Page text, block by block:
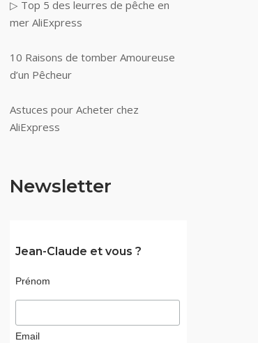
▷ Top 5 des leurres de pêche en
mer AliExpress
10 Raisons de tomber Amoureuse
d’un Pêcheur
Astuces pour Acheter chez
AliExpress
Newsletter
Jean-Claude et vous ?
Prénom
Email